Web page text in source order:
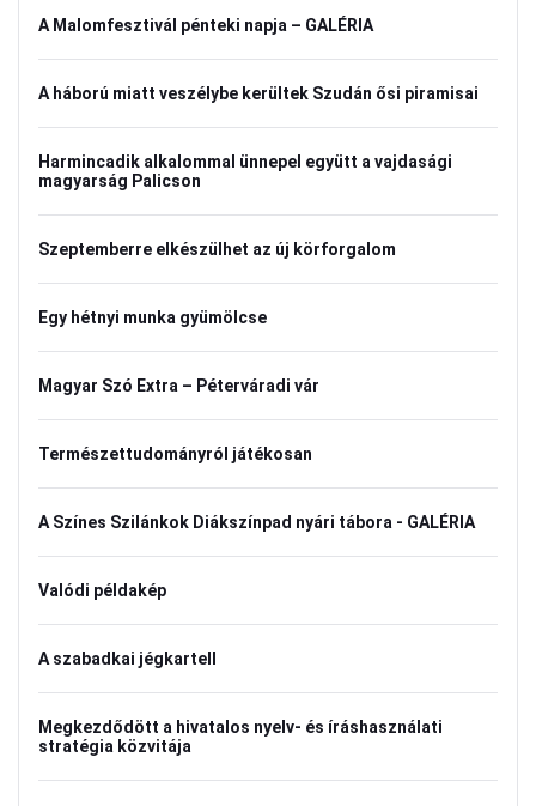
A Malomfesztivál pénteki napja – GALÉRIA
A háború miatt veszélybe kerültek Szudán ősi piramisai
Harmincadik alkalommal ünnepel együtt a vajdasági
magyarság Palicson
Szeptemberre elkészülhet az új körforgalom
Egy hétnyi munka gyümölcse
Magyar Szó Extra – Péterváradi vár
Természettudományról játékosan
A Színes Szilánkok Diákszínpad nyári tábora - GALÉRIA
Valódi példakép
A szabadkai jégkartell
Megkezdődött a hivatalos nyelv- és íráshasználati
stratégia közvitája